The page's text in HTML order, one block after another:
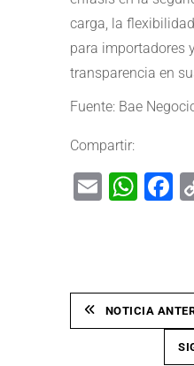
carga, la
para importadores
transparencia en
Fuente: Bae
Compartir:
Email
NOTICIA